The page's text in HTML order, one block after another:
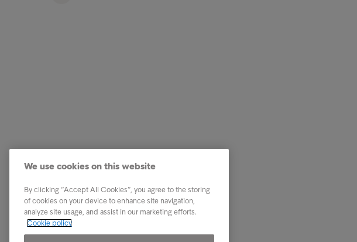
Servizi
Report e approfondimenti
About Intrum
We use cookies on this website
By clicking “Accept All Cookies”, you agree to the storing
of cookies on your device to enhance site navigation,
analyze site usage, and assist in our marketing efforts.
Cookie policy